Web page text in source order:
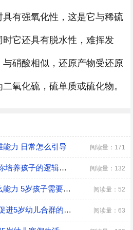
有强氧化性，这是它与稀硫
它还具有脱水性，难挥发
硝酸相似，还原产物受还原
氧化硫，硫单质或硫化物。
力 日常怎么引导 阅读量：171
孩子思维训练三种方法 教你培养孩子的逻辑思维 阅读量：132
五岁的孩子应该培养他什么能力 5岁孩子需要培养的能力 阅读量：52
5岁幼儿如何合群 分享5个促进5岁幼儿合群的技巧 阅读量：63